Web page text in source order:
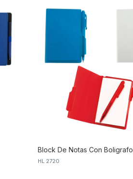
Block De Notas Con Boligrafo
HL 2720